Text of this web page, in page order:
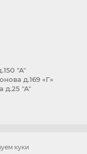
куки
"А"
д.169 «Г»
д.25 "А"